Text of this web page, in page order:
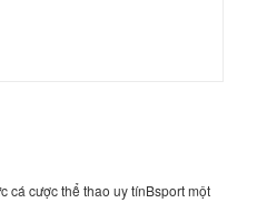
cá cược thể thao uy tínBsport một